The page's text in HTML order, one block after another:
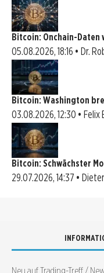
Bitcoin: Onchain-Daten
05.08.2026, 18:16 • Dr.
Bitcoin: Washington
03.08.2026, 12:30 • Felix
Bitcoin: Schwächster
29.07.2026, 14:37 •
Neu auf Trading-Treff /